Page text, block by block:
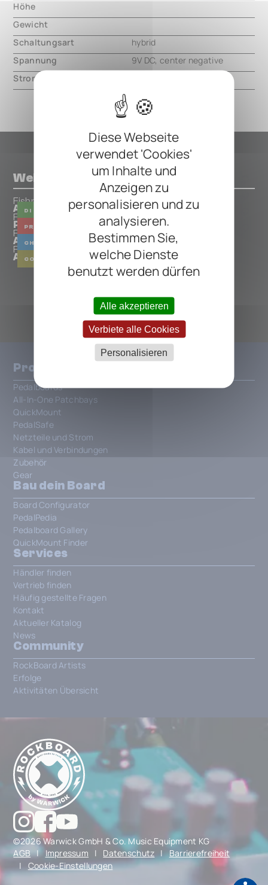
Diese Webseite
verwendet 'Cookies'
um Inhalte und
Anzeigen zu
personalisieren und zu
analysieren.
Bestimmen Sie,
welche Dienste
benutzt werden dürfen
Alle akzeptieren
Verbiete alle Cookies
Personalisieren
Höhe
Gewicht
Schaltungsart
hybrid
Spannung
9V DC, center negative
Strom
Weitere Pedals von Fishman
DI SWITCHER BOOSTER
Fishman
AFX Pocketblender
PREAMP EQUALIZER DI COMPRESSOR
Fishman
Platinum Pro EQ
CHORUS MODULATION DELAY
Fishman
AFX Blue Chorus
COMPRESSOR
Fishman
AFX AcoustiComp
Produkte
Pedalboards
All-In-One Patchbays
QuickMount
PedalSafe
Netzteile und Strom
Kabel und Verbindungen
Zubehör
Gear
Bau dein Board
Board Configurator
PedalPedia
Pedalboard Gallery
QuickMount Finder
Services
Händler finden
Vertrieb finden
Häufig gestellte Fragen
Kontakt
Aktueller Katalog
News
Community
RockBoard Artists
Erfolge
Aktivitäten Übersicht
©2026 Warwick GmbH & Co. Music Equipment KG
AGB | Impressum | Datenschutz |
Barrierefreiheit
|
Cookie-Einstellungen